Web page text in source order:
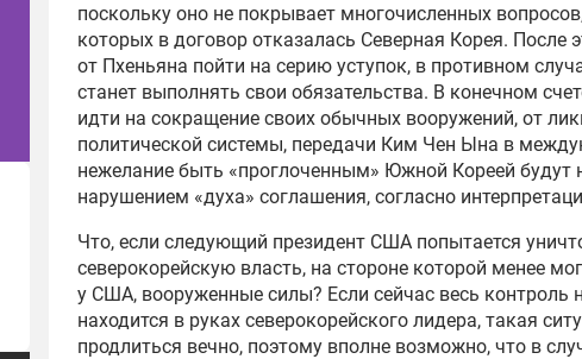
поскольку оно не покрывает многочисленных
которых в договор отказалась Северная Корея. После
от Пхеньяна пойти на серию уступок, в противном
станет выполнять свои обязательства. В конечном
идти на сокращение своих обычных вооружений, от
политической системы, передачи Ким Чен Ына в
нежелание быть «проглоченным» Южной Кореей будут
нарушением «духа» соглашения, согласно
Что, если следующий президент США попытается
северокорейскую власть, на стороне которой менее
у США, вооруженные силы? Если сейчас весь
находится в руках северокорейского лидера, такая
продлиться вечно, поэтому вполне возможно, что в